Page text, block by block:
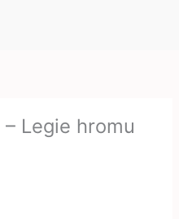
Legie hromu